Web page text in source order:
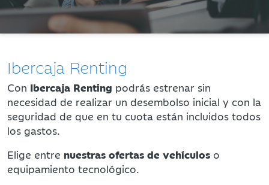
Ibercaja Renting
Con Ibercaja Renting podrás estrenar sin
necesidad de realizar un desembolso inicial y con la
seguridad de que en tu cuota están incluidos todos
los gastos.
Elige entre nuestras ofertas de vehículos o
equipamiento tecnológico.